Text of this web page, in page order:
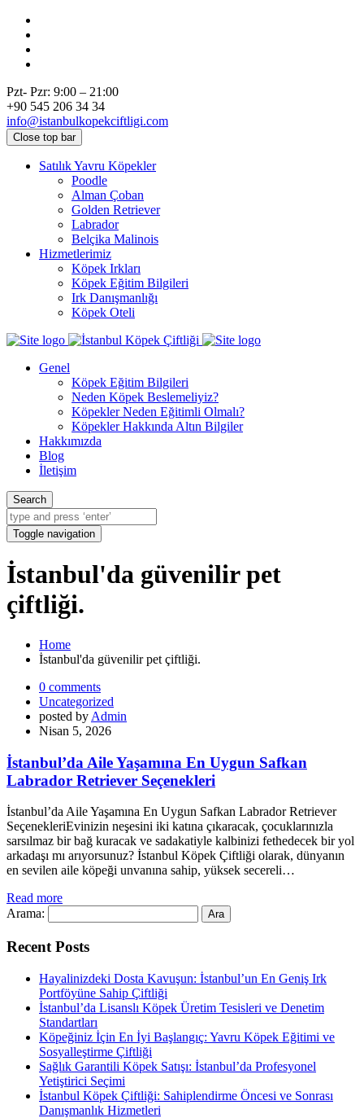
Pzt- Pzr: 9:00 – 21:00
+90 545 206 34 34
info@istanbulkopekciftligi.com
Close top bar
Satılık Yavru Köpekler
Poodle
Alman Çoban
Golden Retriever
Labrador
Belçika Malinois
Hizmetlerimiz
Köpek Irkları
Köpek Eğitim Bilgileri
Irk Danışmanlığı
Köpek Oteli
Genel
Köpek Eğitim Bilgileri
Neden Köpek Beslemeliyiz?
Köpekler Neden Eğitimli Olmalı?
Köpekler Hakkında Altın Bilgiler
Hakkımızda
Blog
İletişim
Search
Toggle navigation
İstanbul'da güvenilir pet
çiftliği.
Home
İstanbul'da güvenilir pet çiftliği.
0 comments
Uncategorized
posted by Admin
Nisan 5, 2026
İstanbul’da Aile Yaşamına En Uygun Safkan
Labrador Retriever Seçenekleri
İstanbul’da Aile Yaşamına En Uygun Safkan Labrador Retriever
SeçenekleriEvinizin neşesini iki katına çıkaracak, çocuklarınızla
sarsılmaz bir bağ kuracak ve sadakatiyle kalbinizi fethedecek bir yol
arkadaşı mı arıyorsunuz? İstanbul Köpek Çiftliği olarak, dünyanın
en sevilen aile köpeği unvanına sahip, yüksek secereli…
Read more
Arama:
Recent Posts
Hayalinizdeki Dosta Kavuşun: İstanbul’un En Geniş Irk
Portföyüne Sahip Çiftliği
İstanbul’da Lisanslı Köpek Üretim Tesisleri ve Denetim
Standartları
Köpeğiniz İçin En İyi Başlangıç: Yavru Köpek Eğitimi ve
Sosyalleştirme Çiftliği
Sağlık Garantili Köpek Satışı: İstanbul’da Profesyonel
Yetiştirici Seçimi
İstanbul Köpek Çiftliği: Sahiplendirme Öncesi ve Sonrası
Danışmanlık Hizmetleri